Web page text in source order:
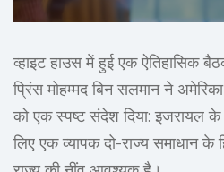
व्हाइट हाउस में हुई एक ऐतिहासिक
प्रिंस मोहम्मद बिन सलमान ने
को एक स्पष्ट संदेश दिया: इजरायल
लिए एक व्यापक दो-राज्य समाधान के